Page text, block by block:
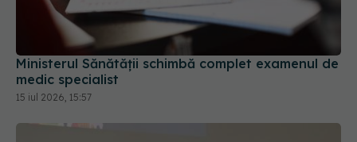
Ministerul Sănătății schimbă complet examenul de
medic specialist
15 iul 2026, 15:57